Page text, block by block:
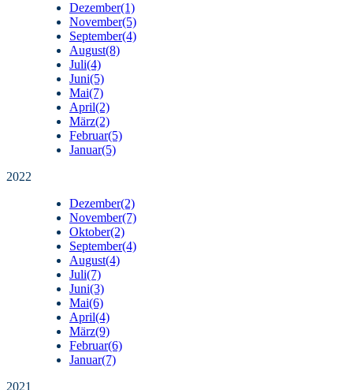
Dezember(1)
November(5)
September(4)
August(8)
Juli(4)
Juni(5)
Mai(7)
April(2)
März(2)
Februar(5)
Januar(5)
2022
Dezember(2)
November(7)
Oktober(2)
September(4)
August(4)
Juli(7)
Juni(3)
Mai(6)
April(4)
März(9)
Februar(6)
Januar(7)
2021